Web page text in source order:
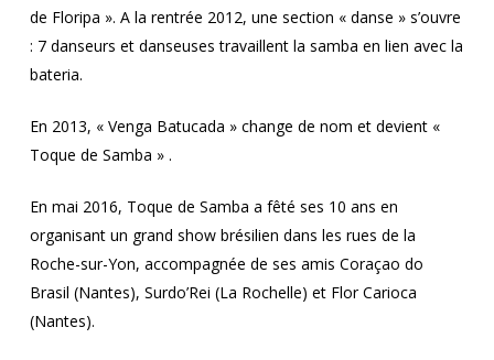
de Floripa ». A la rentrée 2012, une section « danse » s’ouvre
: 7 danseurs et danseuses travaillent la samba en lien avec la
bateria.
En 2013, « Venga Batucada » change de nom et devient «
Toque de Samba » .
En mai 2016, Toque de Samba a fêté ses 10 ans en
organisant un grand show brésilien dans les rues de la
Roche-sur-Yon, accompagnée de ses amis Coraçao do
Brasil (Nantes), Surdo’Rei (La Rochelle) et Flor Carioca
(Nantes).